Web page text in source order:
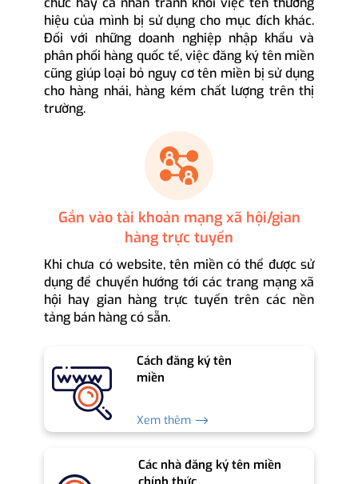
hiệu của mình bị sử dụng cho mục đích khác.
Đối với những doanh nghiệp nhập khẩu và
phân phối hàng quốc tế, việc đăng ký tên miền
cũng giúp loại bỏ nguy cơ tên miền bị sử dụng
cho hàng nhái, hàng kém chất lượng trên thị
trường.
Gắn vào tài khoản mạng xã hội/gian
hàng trực tuyến
Khi chưa có website, tên miền có thể được sử
dụng để chuyển hướng tới các trang mạng xã
hội hay gian hàng trực tuyến trên các nền
tảng bán hàng có sẵn.
Cách đăng ký tên
miền
Xem thêm ⟶
Các nhà đăng ký tên miền